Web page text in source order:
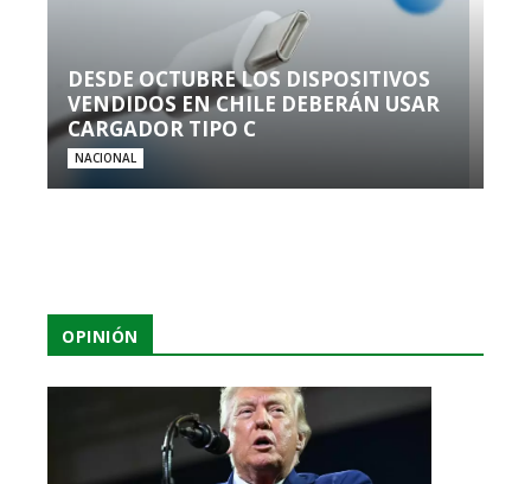
DESDE OCTUBRE LOS DISPOSITIVOS
VENDIDOS EN CHILE DEBERÁN USAR
CARGADOR TIPO C
NACIONAL
OPINIÓN